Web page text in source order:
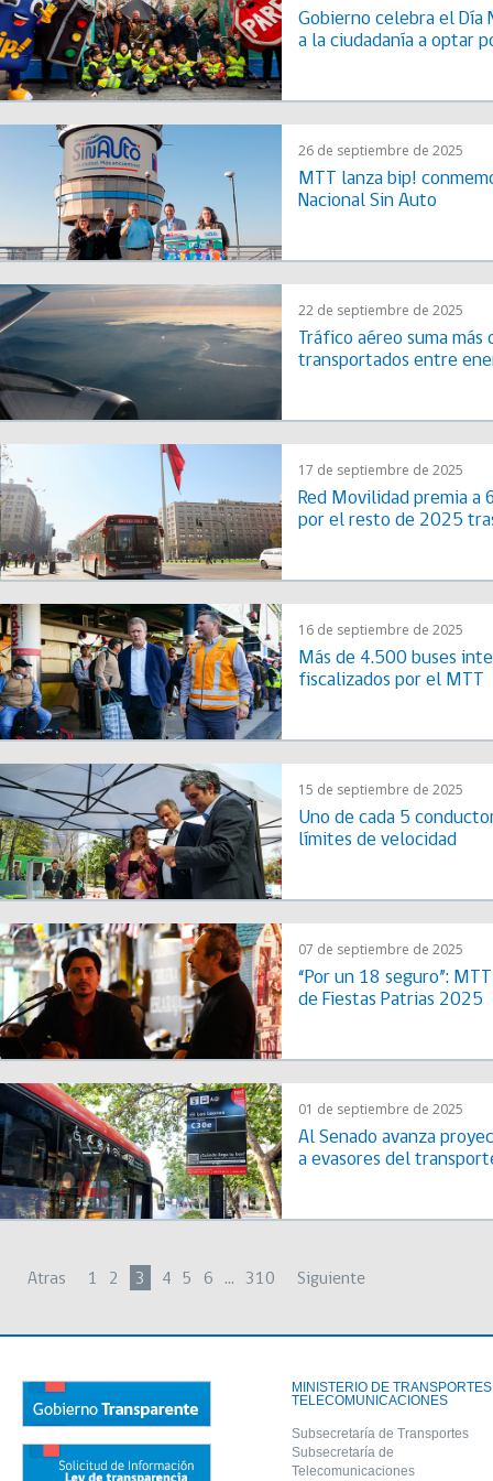
Gobierno celebra el Día
a la ciudadanía a optar
26 de septiembre de 2025
MTT lanza bip!
Nacional Sin Auto
22 de septiembre de 2025
Tráfico aéreo suma
transportados entre
17 de septiembre de 2025
Red Movilidad premia a
por el resto de 2025
16 de septiembre de 2025
Más de 4.500 buses
fiscalizados por el MTT
15 de septiembre de 2025
Uno de cada 5
límites de velocidad
07 de septiembre de 2025
“Por un 18 seguro”:
de Fiestas Patrias 2025
01 de septiembre de 2025
Al Senado avanza
a evasores del
Atras 1 2 3 4 5 6 … 310 Siguiente
MINISTERIO DE
TELECOMUNICACIONES
Subsecretaría de Transportes
Subsecretaría de
Telecomunicaciones